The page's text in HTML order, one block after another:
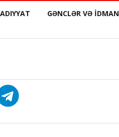
GƏNCLƏR VƏ İDMAN